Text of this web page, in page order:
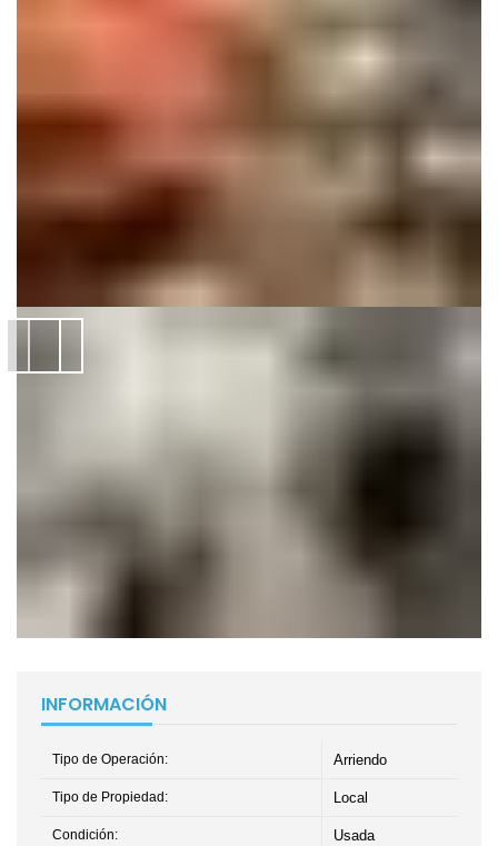
INFORMACIÓN
Tipo de Operación: Arriendo
Tipo de Propiedad: Local
Condición: Usada